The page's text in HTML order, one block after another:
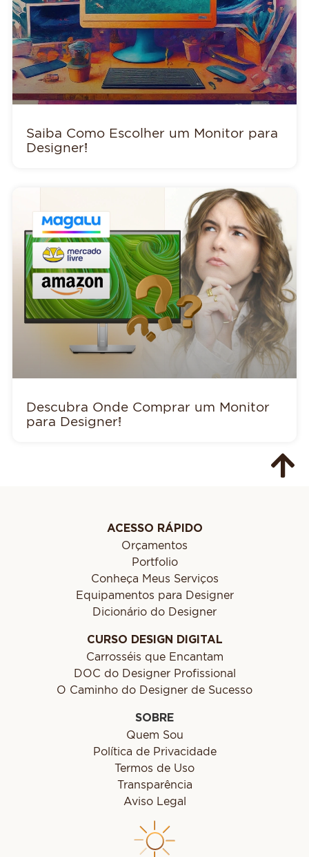
Saiba Como Escolher um Monitor para
Designer!
Descubra Onde Comprar um Monitor
para Designer!
ACESSO RÁPIDO
Orçamentos
Portfolio
Conheça Meus Serviços
Equipamentos para Designer
Dicionário do Designer
CURSO DESIGN DIGITAL
Carrosséis que Encantam
DOC do Designer Profissional
O Caminho do Designer de Sucesso
SOBRE
Quem Sou
Política de Privacidade
Termos de Uso
Transparência
Aviso Legal